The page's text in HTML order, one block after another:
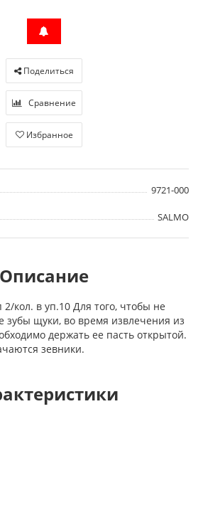
Поделиться
Сравнение
Избранное
9721-000
SALMO
Описание
2/кол. в уп.10 Для того, чтобы не
зубы щуки, во время извлечения из
держать ее пасть открытой.
зевники.